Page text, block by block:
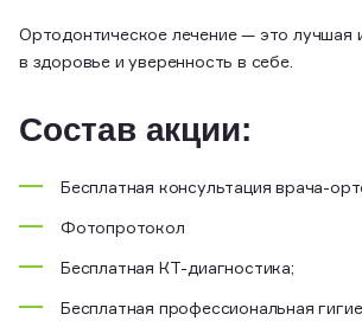
Ортодонтическое лечение — это лучшая
в здоровье и уверенность в себе.
Состав акции:
Бесплатная консультация врача-
Фотопротокол
Бесплатная КТ-диагностика;
Бесплатная профессиональная